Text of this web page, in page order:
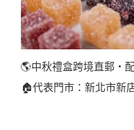
🌎中秋禮盒跨境直郵・
🏠代表門市：新北市新